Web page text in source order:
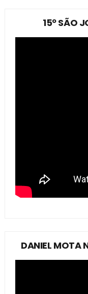
15º SÃO
DANIEL MOTA